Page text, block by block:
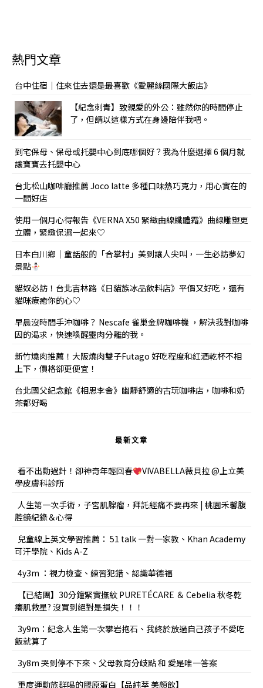
熱門文章
台中住宿｜住來住去還是最喜歡《愛麗絲國際大飯店》
【紀念刺青】致親愛的外公：雖然你的時間停止
了，但請以這樣方式在身邊陪伴我吧。
到宅保母、保母或托嬰中心到底哪個好？我為什麼選擇 6 個月就
讓寶寶去托嬰中心
台北松山咖啡廳推薦 Joco latte 多種口味熱巧克力，用心實在的
一間好店
使用一個月心得報告《VERNA X50 緊緻曲線纖體霜》曲線雕塑更
立體，緊緻保濕一起來♡
日本白川鄉｜童話般的「合掌村」美到讓人尖叫，一生必訪夢幻
景點
貓奴必訪！台北吉林路《日貓族冰品飲料店》平價又好吃，還有
貓咪療癒你的心♡
早晨沒時間手沖咖啡？ Nescafe 雀巢金牌咖啡機 ，解決我對咖啡
因的渴求，快速喚醒靈肉分離的我。
新竹燒肉推薦！大阪燒肉雙子Futago 好吃程度和紅酒乾杯不相
上下，價格卻更便宜！
台北國父紀念館《相思李舍》幽靜舒適的古玩咖啡店，咖啡和奶
茶都好喝
最新文章
看不出動過針！卻神奇年輕回春
VIVABELLA薇貝拉 @上立美
學皮膚科診所
人生第一次手術，子宮肌腺瘤，拜託經痛不要再來 | 桃園禾馨腹
腔鏡紀錄＆心得
兒童線上英文學習推薦： 51 talk 一對一家教、Khan Academy
可汗學院、Kids A-Z
4y3m ：視力檢查、練習犯錯、認識華德福
【已結團】30分鐘緊實撫紋 PURETÉCARE ＆ Cebelia 秋冬乾
癢肌救星? 沒買到絕對是損失！！！
3y9m：紀念人生第一次攀岩抱石、我終於放過自己孩子不愛吃
飯就算了
3y8m 哭到停不下來、父母教育分歧點 和 愛是唯一答案
重度運動族群喝的膠原蛋白【品純萃 美顏飲】